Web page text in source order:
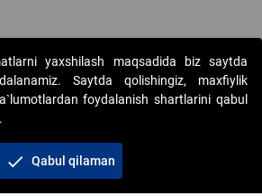
onlayn-auksionlarni
huquqlar himoyalangan
yaxshilash maqsadida biz saytda
Saytda qolishingiz, maxfiylik
foydalanish shartlarini qabul
check Qabul qilaman